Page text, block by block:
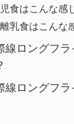
食はこんな感
乳食はこんな
線ロングフ
線ロングフ